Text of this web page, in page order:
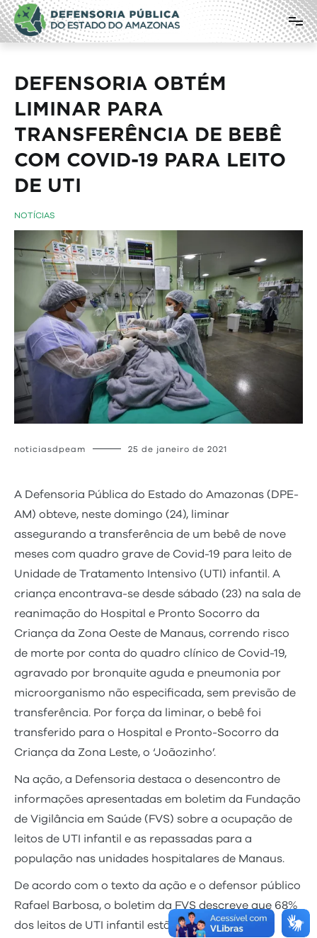
Pular
para
o
conteúdo
Defensoria Pública do Estado do
Amazonas
DEFENSORIA OBTÉM
LIMINAR PARA
TRANSFERÊNCIA DE BEBÊ
COM COVID-19 PARA LEITO
DE UTI
NOTÍCIAS
noticiasdpeam 25 de janeiro de 2021
A Defensoria Pública do Estado do Amazonas (DPE-
AM) obteve, neste domingo (24), liminar
assegurando a transferência de um bebê de nove
meses com quadro grave de Covid-19 para leito de
Unidade de Tratamento Intensivo (UTI) infantil. A
criança encontrava-se desde sábado (23) na sala de
reanimação do Hospital e Pronto Socorro da
Criança da Zona Oeste de Manaus, correndo risco
de morte por conta do quadro clínico de Covid-19,
agravado por bronquite aguda e pneumonia por
microorganismo não especificada, sem previsão de
transferência. Por força da liminar, o bebê foi
transferido para o Hospital e Pronto-Socorro da
Criança da Zona Leste, o ‘Joãozinho’.
Na ação, a Defensoria destaca o desencontro de
informações apresentadas em boletim da Fundação
de Vigilância em Saúde (FVS) sobre a ocupação de
leitos de UTI infantil e as repassadas para a
população nas unidades hospitalares de Manaus.
De acordo com o texto da ação e o defensor público
Rafael Barbosa, o boletim da FVS descreve que 68%
dos leitos de UTI infantil estão ocupados. “No